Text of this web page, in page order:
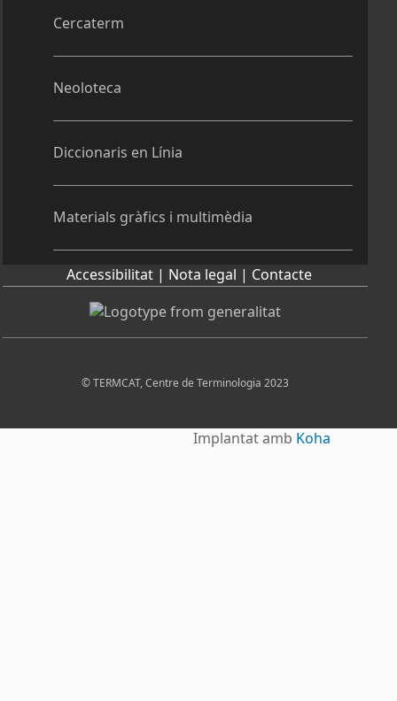
Cercaterm
Neoloteca
Diccionaris en Línia
Materials gràfics i multimèdia
Accessibilitat | Nota legal | Contacte
© TERMCAT, Centre de Terminologia 2023
Implantat amb Koha